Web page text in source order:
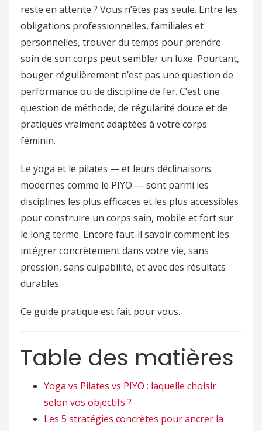
reste en attente ? Vous n’êtes pas seule. Entre les
obligations professionnelles, familiales et
personnelles, trouver du temps pour prendre
soin de son corps peut sembler un luxe. Pourtant,
bouger régulièrement n’est pas une question de
performance ou de discipline de fer. C’est une
question de méthode, de régularité douce et de
pratiques vraiment adaptées à votre corps
féminin.
Le yoga et le pilates — et leurs déclinaisons
modernes comme le PIYO — sont parmi les
disciplines les plus efficaces et les plus accessibles
pour construire un corps sain, mobile et fort sur
le long terme. Encore faut-il savoir comment les
intégrer concrètement dans votre vie, sans
pression, sans culpabilité, et avec des résultats
durables.
Ce guide pratique est fait pour vous.
Table des matières
Yoga vs Pilates vs PIYO : laquelle choisir
selon vos objectifs ?
Les 5 stratégies concrètes pour ancrer la